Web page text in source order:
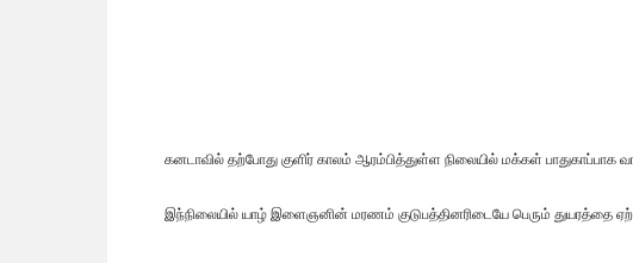
கனடாவில் தற்போது குளிர் காலம் ஆரம்பித்துள்ள நிலையில் மக்கள் பாதுகாப்பாக
இந்நிலையில் யாழ் இளைஞனின் மரணம் குடுபத்தினரிடையே பெரும் துயரத்தை